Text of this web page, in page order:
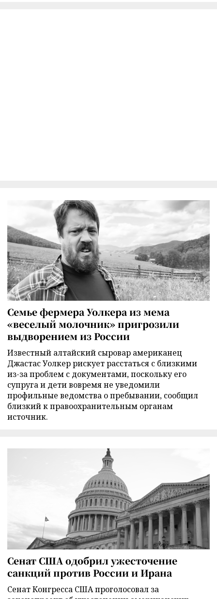
Семье фермера Уолкера из мема
«веселый молочник» пригрозили
выдворением из России
Известный алтайский сыровар американец
Джастас Уолкер рискует расстаться с близкими
из-за проблем с документами, поскольку его
супруга и дети вовремя не уведомили
профильные ведомства о пребывании, сообщил
близкий к правоохранительным органам
источник.
Сенат США одобрил ужесточение
санкций против России и Ирана
Сенат Конгресса США проголосовал за